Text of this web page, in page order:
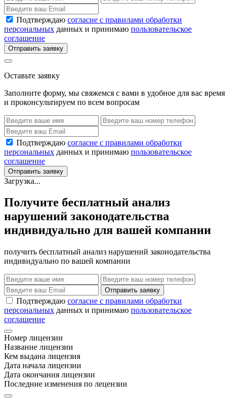
Подтверждаю согласие с правилами обработки
персональных данных и принимаю пользовательское
соглашение
Отправить заявку
Оставьте заявку
Заполните форму, мы свяжемся с вами в удобное для вас время
и проконсультируем по всем вопросам
Подтверждаю согласие с правилами обработки
персональных данных и принимаю пользовательское
соглашение
Отправить заявку
Загрузка...
Получите бесплатный анализ
нарушений законодательства
индивидуально для вашей компании
получить бесплатный анализ нарушений законодательства
индивидуально по вашей компании
Отправить заявку
Подтверждаю согласие с правилами обработки
персональных данных и принимаю пользовательское
соглашение
Номер лицензии
Название лицензии
Кем выдана лицензия
Дата начала лицензии
Дата окончания лицензии
Последние изменения по лецензии